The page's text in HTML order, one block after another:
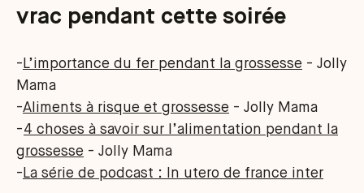
vrac pendant cette soirée
- L’importance du fer pendant la grossesse - Jolly
Mama
-Aliments à risque et grossesse - Jolly Mama
-4 choses à savoir sur l’alimentation pendant la
grossesse - Jolly Mama
- La série de podcast : In utero de france inter